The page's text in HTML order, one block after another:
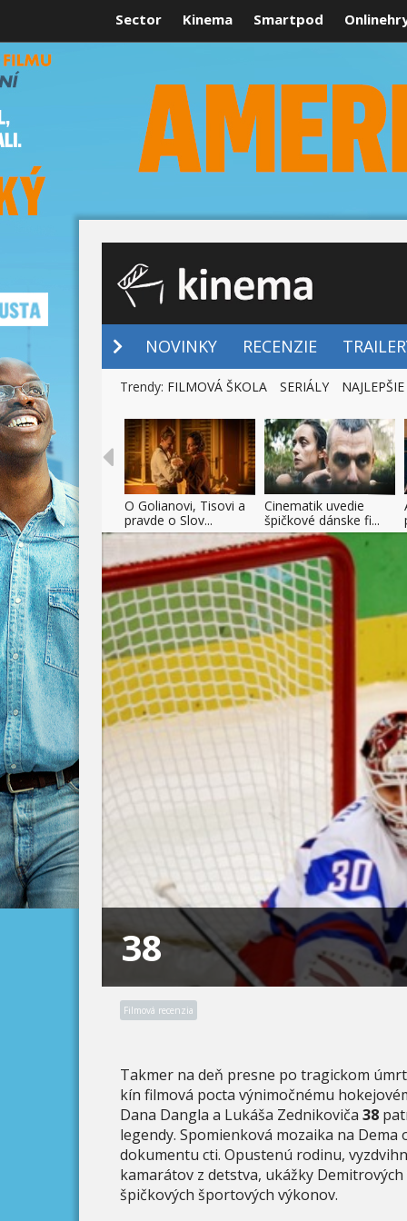
Sector Kinema Smartpod
NOVINKY RECENZIE
Trendy: FILMOVÁ ŠKOLA SERIÁLY
O Golianovi, Tisovi a
pravde o Slov...
Cinematik uvedie
špičkové dánske fi...
38
Filmová recenzia
Takmer na deň presne po tragickom
kín filmová pocta výnimočnému
Dana Dangla a Lukáša Zednikoviča 38
legendy. Spomienková mozaika na
dokumentu cti. Opustenú rodinu,
kamarátov z detstva, ukážky
špičkových športových výkonov.